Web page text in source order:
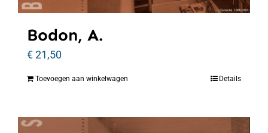
Bodon, A.
€21,50
Toevoegen aan winkelwagen Details